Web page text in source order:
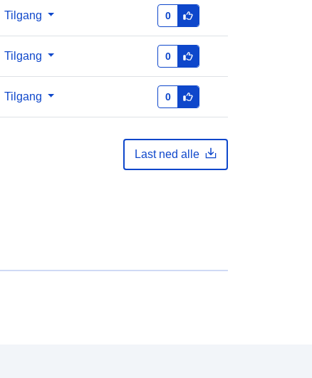
Tilgang 0
Tilgang 0
Tilgang 0
Last ned alle